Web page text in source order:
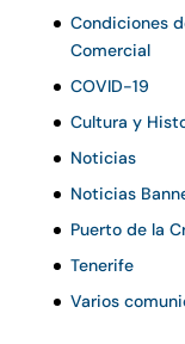
Condiciones
Comercial
COVID-19
Cultura y
Noticias
Noticias
Puerto de la
Tenerife
Varios